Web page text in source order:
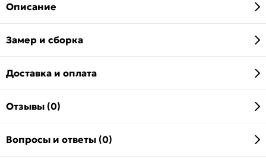
Описание
Замер и сборка
Доставка и оплата
Отзывы (0)
Вопросы и ответы (0)